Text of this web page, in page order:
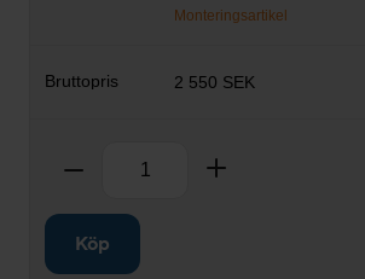
Monteringsartikel
2 550 SEK
Ta bort
Köp